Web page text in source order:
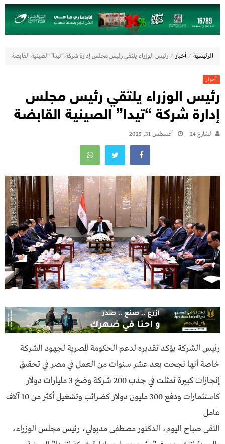
الرئيسية ⁄ أخبار ⁄ رئيس الوزراء يلتقي رئيس مجلس إدارة شركة “تيدا” الصينية القابضة
أخبار
رئيس الوزراء يلتقي رئيس مجلس
إدارة شركة “تيدا” الصينية القابضة
الشارع 24 أغسطس 31, 2025
رئيس الشركة يؤكد تقديره لدعم الحكومة المصرية لجهود الشركة
خاصة أنها نجحت بعد عشر سنوات من العمل في مصر في تحقيق
إنجازات كبيرة تمثلت في جذب 200 شركة وضخ 3 مليارات دولار
كاستثمارات ودفع 300 مليون دولار كضرائب وتشغيل أكثر من 10 آلاف
عامل
التقى صباح اليوم، الدكتور مصطفى مدبولي، رئيس مجلس الوزراء،